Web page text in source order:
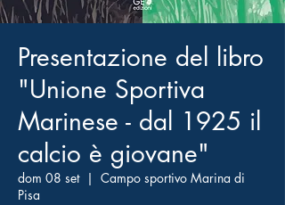
Presentazione del libro
"Unione Sportiva
Marinese - dal 1925 il
calcio è giovane"
dom 08 set
  |
Campo sportivo Marina di
Pisa